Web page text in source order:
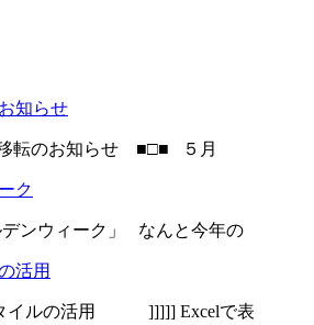
知らせ
転のお知らせ ■□■ ５月
ク
デンウィーク」 なんと今年の
活用
イルの活用 ]]]]] Excelで表